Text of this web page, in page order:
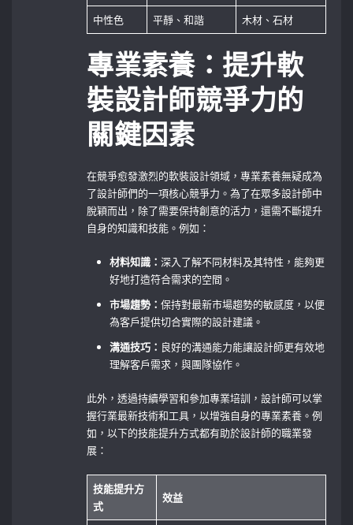
中性色
平靜、和諧 木材、石材
專業素養：提升軟
裝設計師競爭力的
關鍵因素
在競爭愈發激烈的軟裝設計領域，專業素養無疑成為
了設計師們的一項核心競爭力。為了在眾多設計師中
脫穎而出，除了需要保持創意的活力，還需不斷提升
自身的知識和技能。例如：
材料知識：深入了解不同材料及其特性，能夠更
好地打造符合需求的空間。
市場趨勢：保持對最新市場趨勢的敏感度，以便
為客戶提供切合實際的設計建議。
溝通技巧： 良好的溝通能力能讓設計師更有效地
理解客戶需求，與團隊協作。
此外，透過持續學習和參加專業培訓，設計師可以掌
握行業最新技術和工具，以增強自身的專業素養。例
如，以下的技能提升方式都有助於設計師的職業發
展：
技能提升方
式
效益